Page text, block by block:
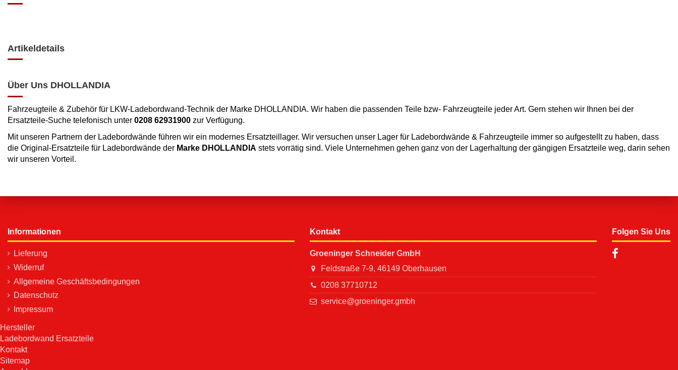
Artikeldetails
Über Uns DHOLLANDIA
Fahrzeugteile & Zubehör für LKW-Ladebordwand-Technik der Marke DHOLLANDIA. Wir haben die passenden Teile bzw- Fahrzeugteile jeder Art. Gern stehen wir Ihnen bei der
Ersatzteile-Suche telefonisch unter 0208 62931900 zur Verfügung.
Mit unseren Partnern der Ladebordwände führen wir ein modernes Ersatzteillager. Wir versuchen unser Lager für Ladebordwände & Fahrzeugteile immer so aufgestellt zu haben, dass
die Original-Ersatzteile für Ladebordwände der Marke DHOLLANDIA stets vorrätig sind. Viele Unternehmen gehen ganz von der Lagerhaltung der gängigen Ersatzteile weg, darin sehen
wir unseren Vorteil.
Informationen
Lieferung
Widerruf
Allgemeine Geschäftsbedingungen
Datenschutz
Impressum
Kontakt
Groeninger Schneider GmbH
Feldstraße 7-9, 46149 Oberhausen
0208 37710712
service@groeninger.gmbh
Folgen Sie Uns
Hersteller
Ladebordwand Ersatzteile
Kontakt
Sitemap